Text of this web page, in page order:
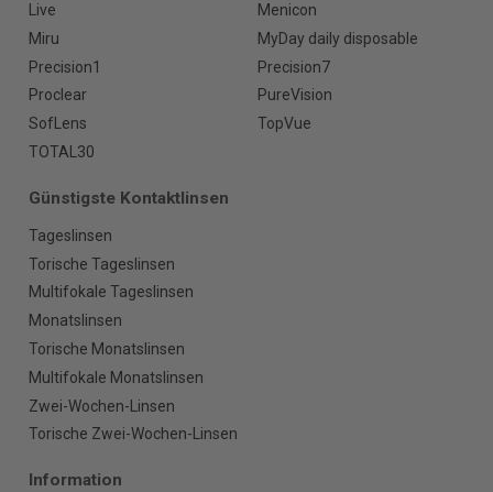
Live
Menicon
Miru
MyDay daily disposable
Precision1
Precision7
Proclear
PureVision
SofLens
TopVue
TOTAL30
Günstigste Kontaktlinsen
Tageslinsen
Torische Tageslinsen
Multifokale Tageslinsen
Monatslinsen
Torische Monatslinsen
Multifokale Monatslinsen
Zwei-Wochen-Linsen
Torische Zwei-Wochen-Linsen
Information